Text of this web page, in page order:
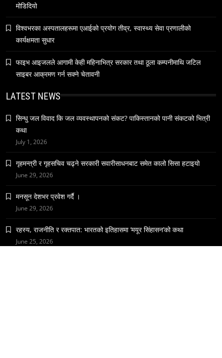
नेपालमा युनिफिकेशन चर्चको सम्बन्ध उजागर
November 20, 2023
नेपालको वन्यजन्तु पर्यटन प्रवर्द्धनमा महत्वपूर्ण योगदान
मोडिदियो
विश्वभरका अस्पतालहरूमा एआईको प्रयोग तीव्र, स्वास्थ्य सेवा प्रणालीको
कार्यक्षमता सुधार
फाइभ आइजलले आगामी केही महिनाभित्र सरकार तथा ठूला कम्पनीमाथि जटिल
साइबर आक्रमण गर्न सक्ने चेतावनी
LATEST NEWS
सिन्धु जल विवाद कि जल व्यवस्थापनको संकट? पाकिस्तानको पानी संकटको भित्री
कथा
July 1, 2026
गृहमन्त्री र गृहसचिव चढ्ने सरकारी सवारीसाधनबाट समेत कालो सिसा हटाइयो
June 29, 2026
मनसून देशभर प्रवेश गर्दै ।
June 29, 2026
रहस्य, राजनीति र रक्तपात: भारतको इतिहासमा ‘मयूर सिंहासन’को कथा
June 25, 2026